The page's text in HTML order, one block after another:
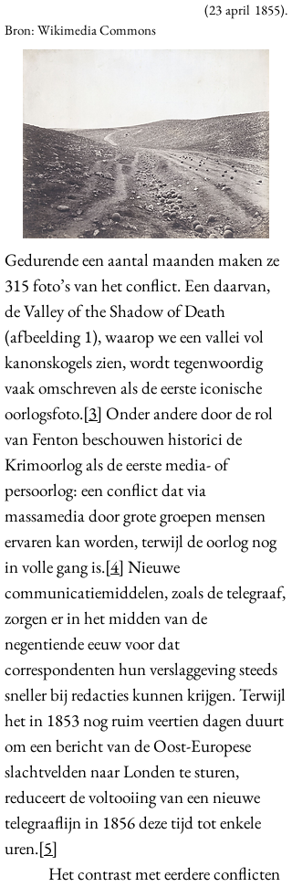
(23 april 1855).
Bron: Wikimedia Commons
Gedurende een aantal maanden maken ze
315 foto’s van het conflict. Een daarvan,
de Valley of the Shadow of Death
(afbeelding 1), waarop we een vallei vol
kanonskogels zien, wordt tegenwoordig
vaak omschreven als de eerste iconische
oorlogsfoto.[3] Onder andere door de rol
van Fenton beschouwen historici de
Krimoorlog als de eerste media- of
persoorlog: een conflict dat via
massamedia door grote groepen mensen
ervaren kan worden, terwijl de oorlog nog
in volle gang is.[4] Nieuwe
communicatiemiddelen, zoals de telegraaf,
zorgen er in het midden van de
negentiende eeuw voor dat
correspondenten hun verslaggeving steeds
sneller bij redacties kunnen krijgen. Terwijl
het in 1853 nog ruim veertien dagen duurt
om een bericht van de Oost-Europese
slachtvelden naar Londen te sturen,
reduceert de voltooiing van een nieuwe
telegraaflijn in 1856 deze tijd tot enkele
uren.[5]
Het contrast met eerdere conflicten